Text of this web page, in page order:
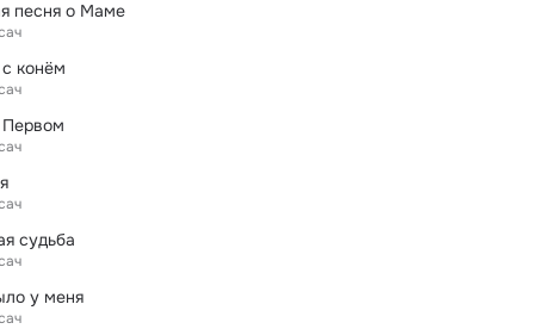
песня о Маме
конём
судьба
у меня